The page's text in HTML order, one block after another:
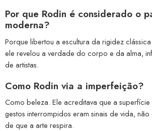
Por que Rodin é considerado o
moderna?
Porque libertou a escultura da rigidez
ele revelou a verdade do corpo e da alma,
de artistas.
Como Rodin via a imperfeição?
Como beleza. Ele acreditava que a
gestos interrompidos eram sinais de vida,
de que a arte respira.